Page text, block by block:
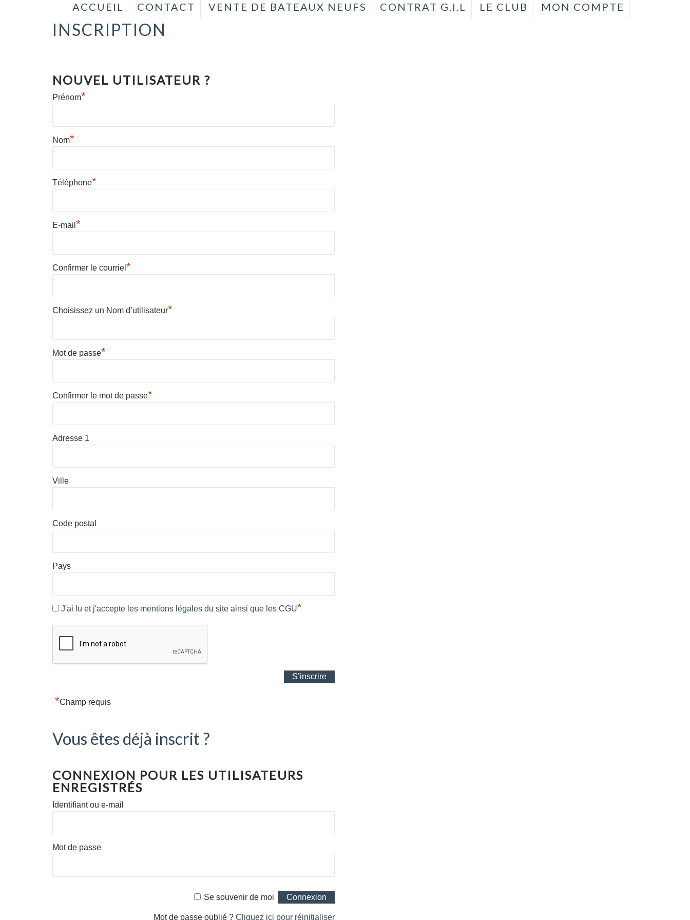
ACCUEIL CONTACT VENTE DE BATEAUX NEUFS CONTRAT G.I.L LE CLUB MON COMPTE
VENTE DE
D'OCCASION
INSCRIPTION
NOUVEL UTILISATEUR ?
Prénom*
Nom*
Téléphone*
E-mail *
Confirmer le courriel *
Choisissez un Nom d’utilisateur*
Mot de passe*
Confirmer le mot de passe*
Adresse 1
Ville
Code postal
Pays
J'ai lu et j'accepte les mentions légales du site ainsi que les CGU*
*Champ requis
Vous êtes déjà inscrit ?
CONNEXION POUR LES UTILISATEURS
ENREGISTRÉS
Identifiant ou e-mail
Mot de passe
Se souvenir de moi
Mot de passe oublié ?Cliquez ici pour réinitialiser